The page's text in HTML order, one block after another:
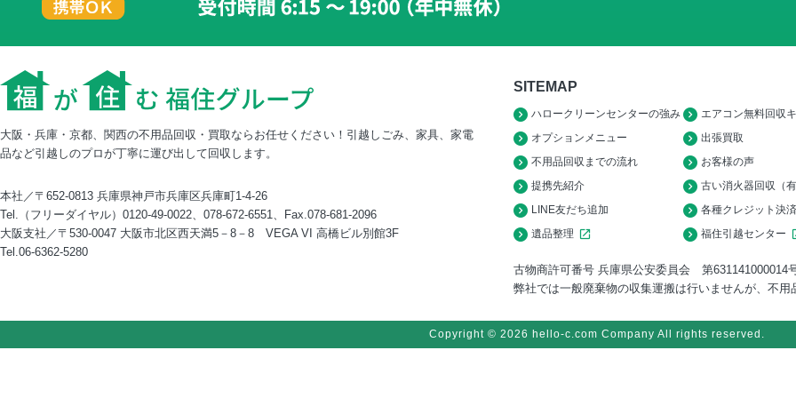
大阪・兵庫・京都、関西の不用品回収・買取ならお任せください！引越しごみ、家具、家電
品など引越しのプロが丁寧に運び出して回収します。
本社／〒652-0813 兵庫県神戸市兵庫区兵庫町1-4-26
Tel.（フリーダイヤル）0120-49-0022、078-672-6551、Fax.078-681-2096
大阪支社／〒530-0047 大阪市北区西天満5－8－8 VEGA VI 高橋ビル別館3F
Tel.06-6362-5280
SITEMAP
ハロークリーンセンターの強み
エアコン無料回収
オプションメニュー
出張買取
不用品回収までの流れ
お客様の声
提携先紹介
古い消火器回収（
LINE友だち追加
各種クレジット決
遺品整理 open_in_new 福住引越センター
古物商許可番号 兵庫県公安委員会 第631141000014
弊社では一般廃棄物の収集運搬は行いませんが、不
Copyright © 2026 hello-c.com Company All rights reserved.